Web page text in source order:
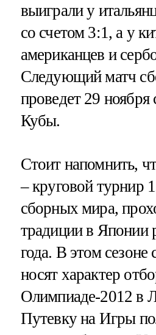
выиграли у
со счетом 3:1, а у
американцев и
Следующий матч
проведет 29 ноября
Кубы.
Стоит напомнить,
– круговой турнир
сборных мира,
традиции в Японии
года. В этом сезоне
носят характер
Олимпиаде-2012 в
Путевку на Игры